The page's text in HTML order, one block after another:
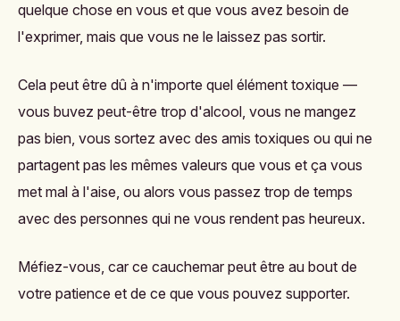
quelque chose en vous et que vous avez besoin de
l'exprimer, mais que vous ne le laissez pas sortir.
Cela peut être dû à n'importe quel élément toxique —
vous buvez peut-être trop d'alcool, vous ne mangez
pas bien, vous sortez avec des amis toxiques ou qui ne
partagent pas les mêmes valeurs que vous et ça vous
met mal à l'aise, ou alors vous passez trop de temps
avec des personnes qui ne vous rendent pas heureux.
Méfiez-vous, car ce cauchemar peut être au bout de
votre patience et de ce que vous pouvez supporter.